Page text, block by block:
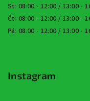
St: 08:00 - 12:00 / 13:00 -
Čt: 08:00 - 12:00 / 13:00 -
Pá: 08:00 - 12:00 / 13:00 -
Instagram